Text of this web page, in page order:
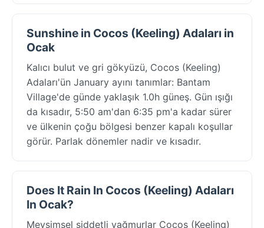
Sunshine in Cocos (Keeling) Adaları in
Ocak
Kalıcı bulut ve gri gökyüzü, Cocos (Keeling)
Adaları'ün January ayını tanımlar: Bantam
Village'de günde yaklaşık 1.0h güneş. Gün ışığı
da kısadır, 5:50 am'dan 6:35 pm'a kadar sürer
ve ülkenin çoğu bölgesi benzer kapalı koşullar
görür. Parlak dönemler nadir ve kısadır.
Does It Rain In Cocos (Keeling) Adaları
In Ocak?
Mevsimsel şiddetli yağmurlar Cocos (Keeling)